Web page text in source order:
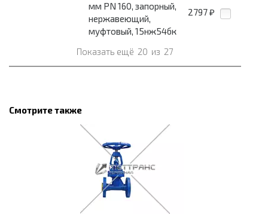
мм PN 160, запорный,
нержавеющий,
муфтовый, 15нж54бк
2797 ₽
Показать ещё 20 из 27
Смотрите также